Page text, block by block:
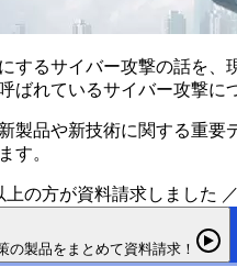
するサイバー攻撃の話を
ばれているサイバー攻撃に
製品や新技術に関する重
す。
上の方が資料請求しました ／
の製品をまとめて資料請求！